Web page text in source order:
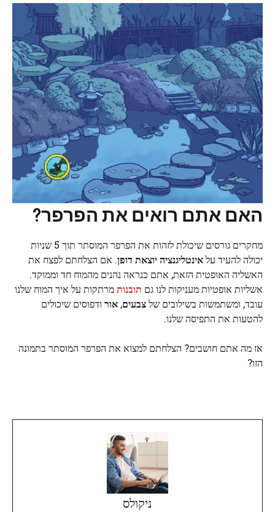
האם אתם רואים את הפרפר?
מחקרים גורסים שיכולת לזהות את הפרפר המוסתר תוך 5 שניות
יכולה להעיד עלאינטליגנציה יוצאת דופן. אם הצלחתם לפצח את
האשליה האופטית הזאת, אתם כנראה נהנים מהמוח חד וממוקד.
אשליות אופטיות מעניקות לנו גם תובנותמרתקות על איך המוח שלנו
עובד, ומשתמשות בשילובים שלצבעים, אור ודפוסים שיכולים
להטעות את התפיסה שלנו.
אז מה אתם חושבים? הצלחתם למצוא את הפרפר המוסתר בתמונה
הזו?
ניקולס